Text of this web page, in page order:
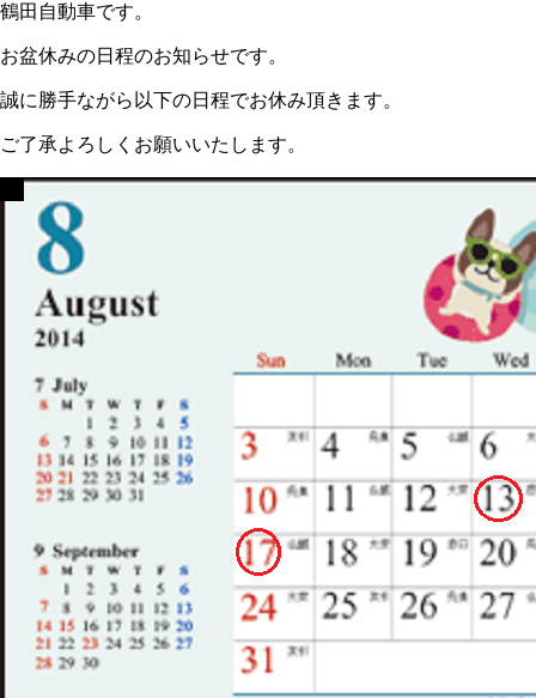
鶴田自動車です。
お盆休みの日程のお知らせです。
誠に勝手ながら以下の日程でお休み頂きます。
ご了承よろしくお願いいたします。